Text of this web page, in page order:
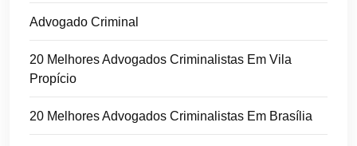
Advogado Criminal
20 Melhores Advogados Criminalistas Em Vila
Propício
20 Melhores Advogados Criminalistas Em Brasília